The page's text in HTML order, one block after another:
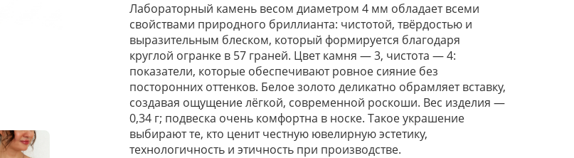
Лабораторный камень весом диаметром 4 мм обладает всеми
свойствами природного бриллианта: чистотой, твёрдостью и
выразительным блеском, который формируется благодаря
круглой огранке в 57 граней. Цвет камня — 3, чистота — 4:
показатели, которые обеспечивают ровное сияние без
посторонних оттенков. Белое золото деликатно обрамляет вставку,
создавая ощущение лёгкой, современной роскоши. Вес изделия —
0,34 г; подвеска очень комфортна в носке. Такое украшение
выбирают те, кто ценит честную ювелирную эстетику,
технологичность и этичность при производстве.